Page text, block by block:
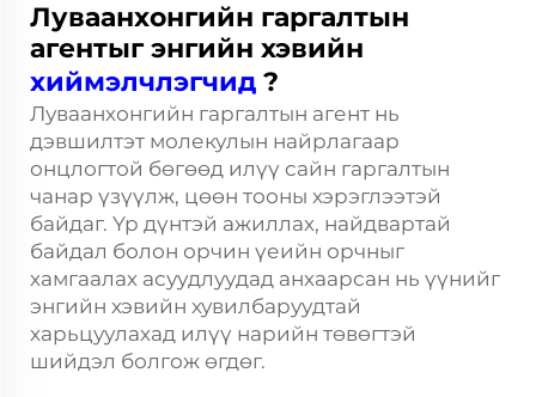
Луваанхонгийн гаргалтын
агентыг энгийн хэвийн
хиймэлчлэгчид ?
Луваанхонгийн гаргалтын агент нь
дэвшилтэт молекулын найрлагаар
онцлогтой бөгөөд илүү сайн гаргалтын
чанар үзүүлж, цөөн тооны хэрэглээтэй
байдаг. Үр дүнтэй ажиллах, найдвартай
байдал болон орчин үеийн орчныг
хамгаалах асуудлуудад анхаарсан нь үүнийг
энгийн хэвийн хувилбаруудтай
харьцуулахад илүү нарийн төвөгтэй
шийдэл болгож өгдөг.